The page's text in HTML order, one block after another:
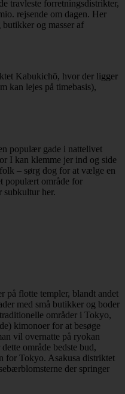
travleste forretningsdistrikter,
rejsende om dagen. Her
og masser af
Kabukichō, hvor der ligger
kan lejes på timebasis),
populær gade i nattelivet
I kan klemme jer ind og side
– sørg dog for at vælge en
populært område for
subkultur her.
på flotte templer, blandt andet
med små butikker og boder
områder i Tokyo,
kimonoer for at besøge
vil overnatte på ryokan
område bedste bud,
for Tokyo. Asakusa distriktet
der springer